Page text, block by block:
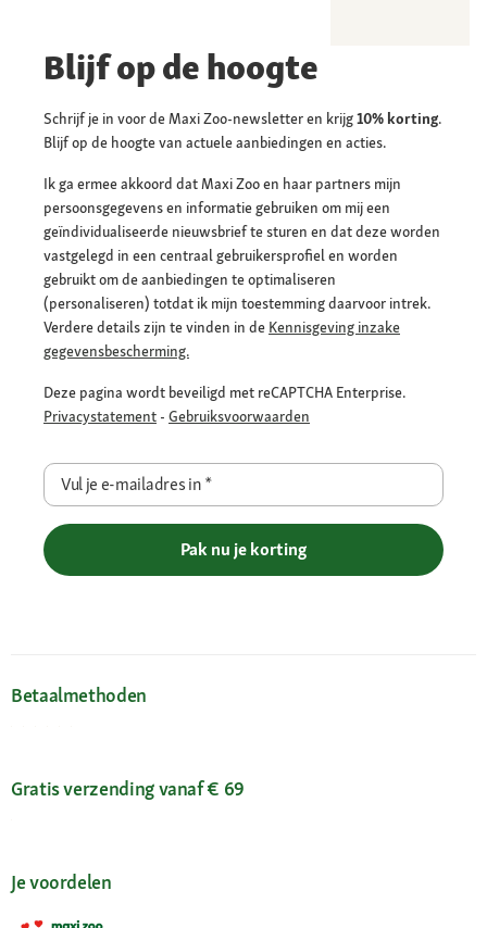
Blijf op de hoogte
Schrijf je in voor de Maxi Zoo-newsletter en krijg10% korting.
Blijf op de hoogte van actuele aanbiedingen en acties.
Ik ga ermee akkoord dat Maxi Zoo en haar partners mijn
persoonsgegevens en informatie gebruiken om mij een
geïndividualiseerde nieuwsbrief te sturen en dat deze worden
vastgelegd in een centraal gebruikersprofiel en worden
gebruikt om de aanbiedingen te optimaliseren
(personaliseren) totdat ik mijn toestemming daarvoor intrek.
Verdere details zijn te vinden in de Kennisgeving inzake
gegevensbescherming.
Deze pagina wordt beveiligd met reCAPTCHA Enterprise.
Privacystatement - Gebruiksvoorwaarden
Vul je e-mailadres in*
Pak nu je korting
Betaalmethoden
Gratis verzending vanaf € 69
Je voordelen